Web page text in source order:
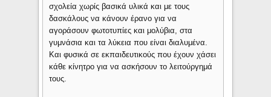
σχολεία χωρίς βασικά υλικά και με τους
δασκάλους να κάνουν έρανο για να
αγοράσουν φωτοτυπίες και μολύβια, στα
γυμνάσια και τα λύκεια που είναι διαλυμένα.
Και φυσικά σε εκπαιδευτικούς που έχουν χάσει
κάθε κίνητρο για να ασκήσουν το λειτούργημά
τους.